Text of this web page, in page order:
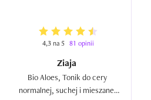
4,3 na 5 81 opinii
Ziaja
Bio Aloes, Tonik do cery
normalnej, suchej i mieszanej